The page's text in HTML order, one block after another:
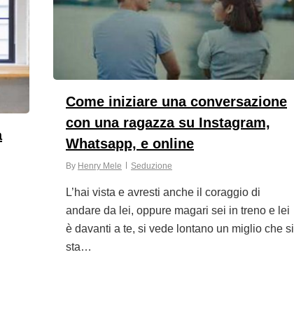
Come iniziare una conversazione
con una ragazza su Instagram,
Whatsapp, e online
By Henry Mele Seduzione
L’hai vista e avresti anche il coraggio di
andare da lei, oppure magari sei in treno e lei
è davanti a te, si vede lontano un miglio che si
sta…